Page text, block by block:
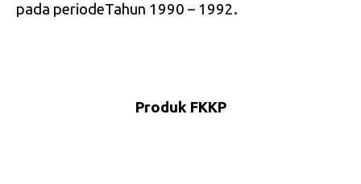
pada periodeTahun 1990 – 1992.
Produk FKKP